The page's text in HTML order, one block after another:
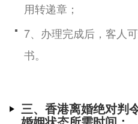
用转递章；
7、办理完成后，客人
书。
三、香港离婚绝对判